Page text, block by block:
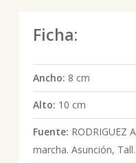
Ficha:
Ancho: 8 cm
Alto: 10 cm
Fuente: RODRIGUEZ
marcha. Asunción,